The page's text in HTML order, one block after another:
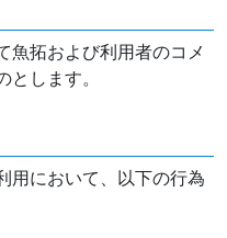
魚拓および利用者のコメ
とします。
用において、以下の行為